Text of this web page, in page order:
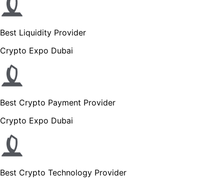
Best Liquidity Provider
Crypto Expo Dubai
Best Crypto Payment Provider
Crypto Expo Dubai
Best Crypto Technology Provider